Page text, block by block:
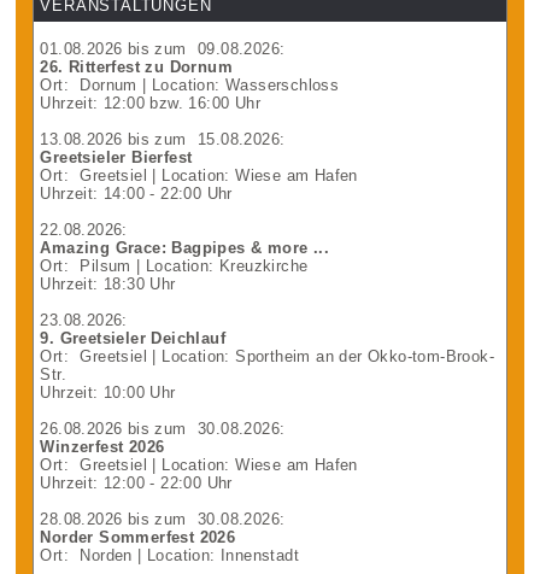
VERANSTALTUNGEN
01.08.2026 bis zum 09.08.2026:
26. Ritterfest zu Dornum
Ort:
Dornum
| Location: Wasserschloss
Uhrzeit: 12:00 bzw. 16:00 Uhr
13.08.2026 bis zum 15.08.2026:
Greetsieler Bierfest
Ort:
Greetsiel
| Location: Wiese am Hafen
Uhrzeit: 14:00 - 22:00 Uhr
22.08.2026:
Amazing Grace: Bagpipes & more ...
Ort:
Pilsum
| Location: Kreuzkirche
Uhrzeit: 18:30 Uhr
23.08.2026:
9. Greetsieler Deichlauf
Ort:
Greetsiel
| Location: Sportheim an der Okko-tom-Brook-
Str.
Uhrzeit: 10:00 Uhr
26.08.2026 bis zum 30.08.2026:
Winzerfest 2026
Ort:
Greetsiel
| Location: Wiese am Hafen
Uhrzeit: 12:00 - 22:00 Uhr
28.08.2026 bis zum 30.08.2026:
Norder Sommerfest 2026
Ort:
Norden | Location: Innenstadt